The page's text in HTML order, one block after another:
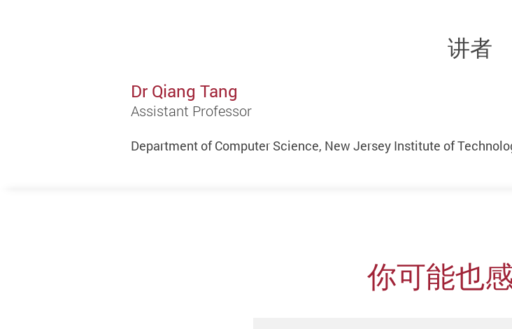
讲者
Dr Qiang Tang
Assistant Professor
Department of Computer Science, New Jersey Institute of
你可能也